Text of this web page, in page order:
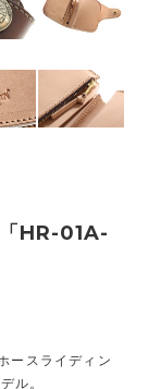
HR-01A-
ースライディン
ル。